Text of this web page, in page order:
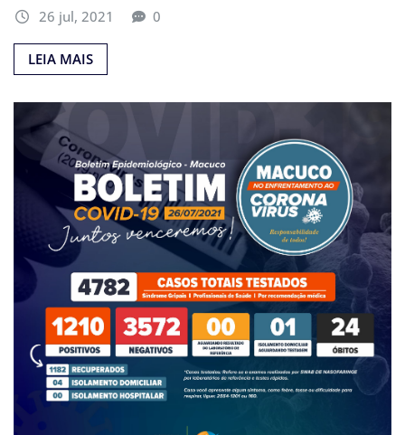
26 jul, 2021 0
LEIA MAIS